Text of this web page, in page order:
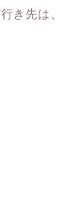
き先は、